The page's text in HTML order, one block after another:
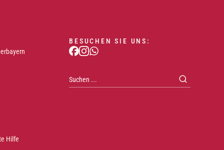
Hilfe
BESUCHEN SIE UNS: